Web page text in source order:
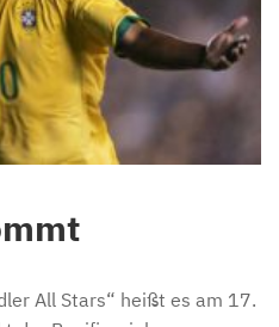
All Stars“ heißt es am 17.